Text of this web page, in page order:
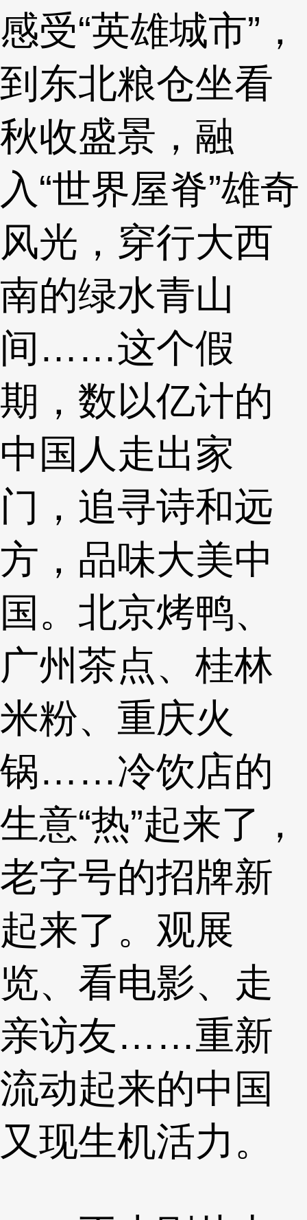
感受“英雄城市”，
到东北粮仓坐看
秋收盛景，融
入“世界屋脊”雄奇
风光，穿行大西
南的绿水青山
间……这个假
期，数以亿计的
中国人走出家
门，追寻诗和远
方，品味大美中
国。北京烤鸭、
广州茶点、桂林
米粉、重庆火
锅……冷饮店的
生意“热”起来了，
老字号的招牌新
起来了。观展
览、看电影、走
亲访友……重新
流动起来的中国
又现生机活力。